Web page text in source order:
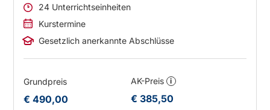
24 Unterrichtseinheiten
Kurstermine
Gesetzlich anerkannte Abschlüsse
Grundpreis
€ 490,00
AK-Preis i
€ 385,50